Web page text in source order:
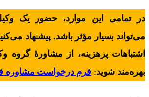
در تمامی این موارد، حضور یک
می‌تواند بسیار مؤثر باشد. پیشنهاد
اشتباهات پرهزینه، از مشاورۀ گروه
بهره‌مند شوید: فرم درخواست مشاوره